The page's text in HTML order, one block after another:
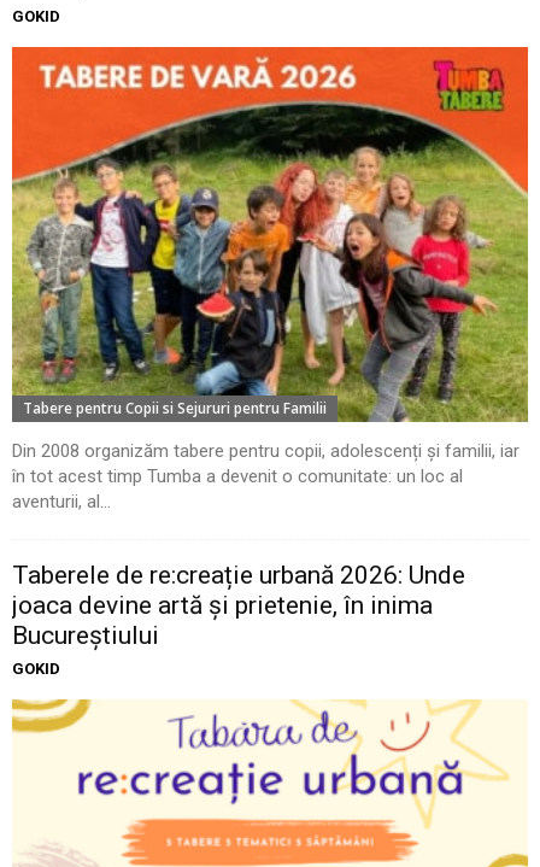
GOKID
Tabere pentru Copii si Sejururi pentru Familii
Din 2008 organizăm tabere pentru copii, adolescenți și familii, iar
în tot acest timp Tumba a devenit o comunitate: un loc al
aventurii, al...
Taberele de re:creație urbană 2026: Unde
joaca devine artă și prietenie, în inima
Bucureștiului
GOKID